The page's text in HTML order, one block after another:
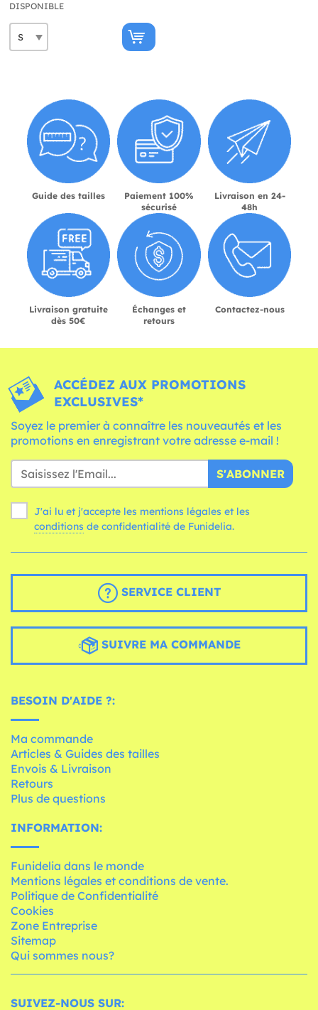
DISPONIBLE
Guide des tailles
Paiement 100%
sécurisé
Livraison en 24-
48h
Livraison gratuite
dès 50€
Échanges et
retours
Contactez-nous
ACCÉDEZ AUX PROMOTIONS
EXCLUSIVES*
Soyez le premier à connaître les nouveautés et les
promotions en enregistrant votre adresse e-mail !
S'ABONNER
J'ai lu et j'accepte les mentions légales et les
conditions de confidentialité de Funidelia.
SERVICE CLIENT
SUIVRE MA COMMANDE
BESOIN D'AIDE ?:
Ma commande
Articles & Guides des tailles
Envois & Livraison
Retours
Plus de questions
INFORMATION:
Funidelia dans le monde
Mentions légales et conditions de vente.
Politique de Confidentialité
Cookies
Zone Entreprise
Sitemap
Qui sommes nous?
SUIVEZ-NOUS SUR: